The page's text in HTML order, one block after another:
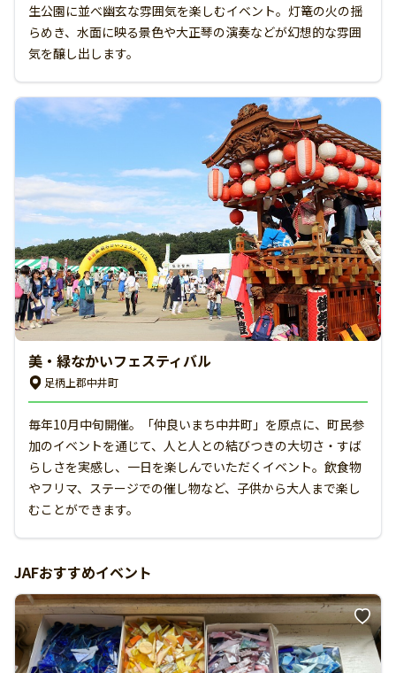
生公園に並べ幽玄な雰囲気を楽しむイベント。灯篭の火の揺
らめき、水面に映る景色や大正琴の演奏などが幻想的な雰囲
気を醸し出します。
美・緑なかいフェスティバル
足柄上郡中井町
毎年10月中旬開催。「仲良いまち中井町」を原点に、町民参
加のイベントを通じて、人と人との結びつきの大切さ・すば
らしさを実感し、一日を楽しんでいただくイベント。飲食物
やフリマ、ステージでの催し物など、子供から大人まで楽し
むことができます。
JAFおすすめイベント